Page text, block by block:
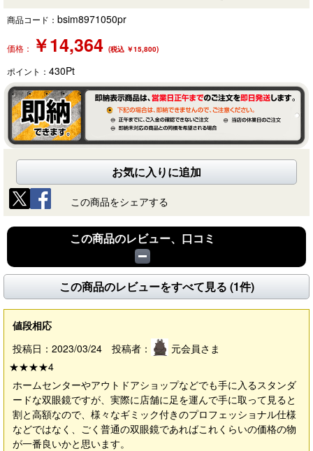
商品コード： bsim8971050pr
価格： ￥14,364 (税込 ￥15,800)
ポイント： 430Pt
お気に入りに追加
この商品をシェアする
この商品のレビュー、口コミ
この商品のレビューをすべて見る (1件)
値段相応
投稿日：2023/03/24 投稿者：
元会員さま
★★★★4
ホームセンターやアウトドアショップなどでも手に入るスタンダ
ードな双眼鏡ですが、実際に店舗に足を運んで手に取って見ると
割と高額なので、様々なギミック付きのプロフェッショナル仕様
などではなく、ごく普通の双眼鏡であればこれくらいの価格の物
が一番良いかと思います。